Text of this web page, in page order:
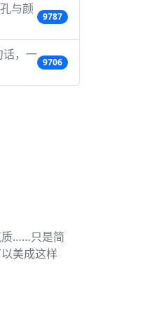
与颜
9787
话，一
9706
质……只是简
美成这样